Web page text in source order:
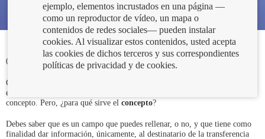
08/03/2019
Cuando realizas una
entre los que se encuentran el importe, la cuenta de destino… y el
concepto. Pero, ¿para qué sirve el concepto?
Debes saber que es un campo que puedes rellenar, o no, y que tiene como
finalidad dar información, únicamente, al destinatario de la transferencia
ejemplo, elementos incrustados en una página —
como un reproductor de vídeo, un mapa o
contenidos de redes sociales— pueden instalar
cookies. Al visualizar estos contenidos, usted acepta
las cookies de dichos terceros y sus correspondientes
políticas de privacidad y de cookies.